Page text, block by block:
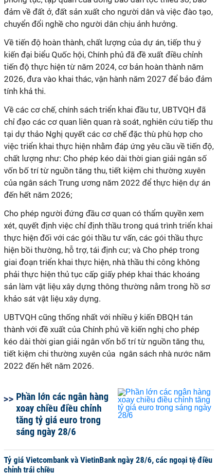
đảm về đất ở, đất sản xuất cho người dân và việc đào tạo,
chuyển đổi nghề cho người dân chịu ảnh hưởng.
Về tiến độ hoàn thành, chất lượng của dự án, tiếp thu ý
kiến đại biểu Quốc hội, Chính phủ đã đề xuất điều chỉnh
tiến độ thực hiện từ năm 2024, cơ bản hoàn thành năm
2026, đưa vào khai thác, vận hành năm 2027 để bảo đảm
tính khả thi.
Về các cơ chế, chính sách triển khai đầu tư, UBTVQH đã
chỉ đạo các cơ quan liên quan rà soát, nghiên cứu tiếp thu
tại dự thảo Nghị quyết các cơ chế đặc thù phù hợp cho
việc triển khai thực hiện nhằm đáp ứng yêu cầu về tiến độ,
chất lượng như: Cho phép kéo dài thời gian giải ngân số
vốn bố trí từ nguồn tăng thu, tiết kiệm chi thường xuyên
của ngân sách Trung ương năm 2022 để thực hiện dự án
đến hết năm 2026;
Cho phép người đứng đầu cơ quan có thẩm quyền xem
xét, quyết định việc chỉ định thầu trong quá trình triển khai
thực hiện đối với các gói thầu tư vấn, các gói thầu thực
hiện bồi thường, hỗ trợ, tái định cư; và Cho phép trong
giai đoạn triển khai thực hiện, nhà thầu thi công không
phải thực hiện thủ tục cấp giấy phép khai thác khoáng
sản làm vật liệu xây dựng thông thường nằm trong hồ sơ
khảo sát vật liệu xây dựng.
UBTVQH cũng thống nhất với nhiều ý kiến ĐBQH tán
thành với đề xuất của Chính phủ về kiến nghị cho phép
kéo dài thời gian giải ngân vốn bố trí từ nguồn tăng thu,
tiết kiệm chi thường xuyên của ngân sách nhà nước năm
2022 đến hết năm 2026.
Phần lớn các ngân hàng
xoay chiều điều chỉnh
tăng tỷ giá euro trong
sáng ngày 28/6
Tỷ giá Vietcombank và VietinBank ngày 28/6, các ngoại tệ điều
chỉnh trái chiều